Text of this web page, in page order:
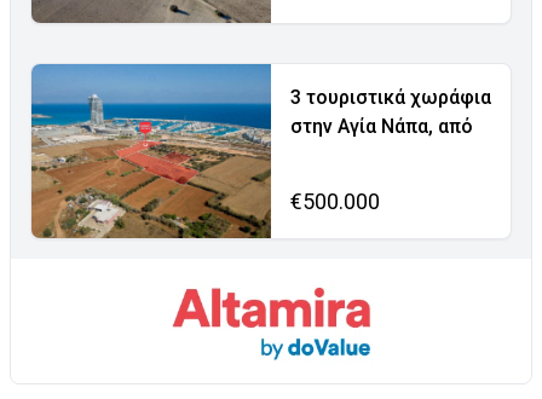
3 τουριστικά χωράφια
στην Αγία Νάπα, από
€500.000